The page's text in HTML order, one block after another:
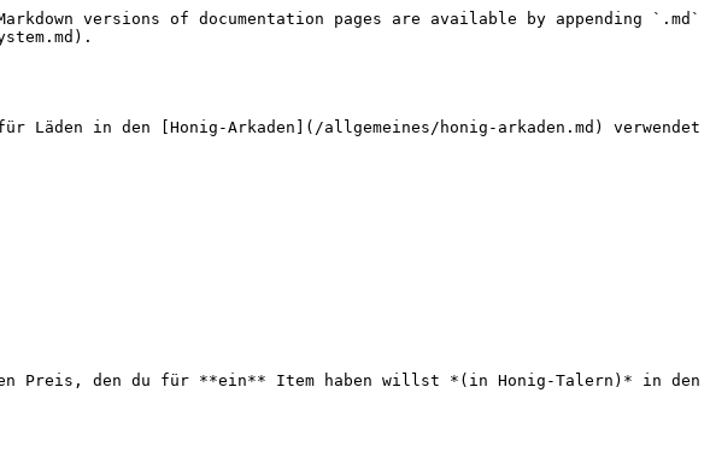
versions of documentation pages are available by appending `.md`
Läden in den [Honig-Arkaden](/allgemeines/honig-arkaden.md) verwendet
Preis, den du für **ein** Item haben willst *(in Honig-Talern)* in den